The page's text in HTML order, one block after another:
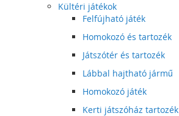
Kültéri játékok
Felfújható játék
Homokozó és tartozék
Játszótér és tartozék
Lábbal hajtható jármű
Homokozó játék
Kerti játszóház tartozék